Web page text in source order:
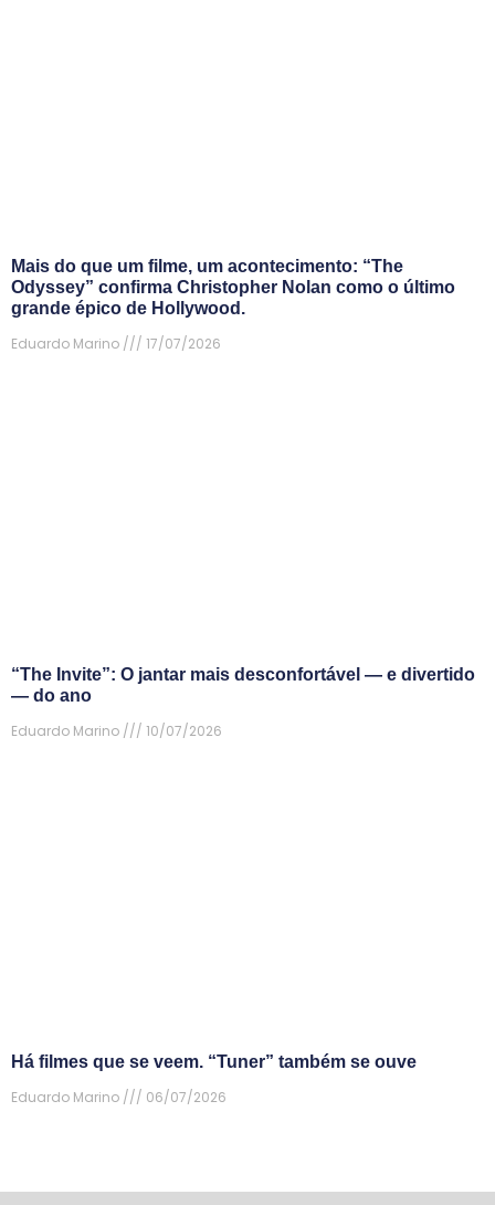
Mais do que um filme, um acontecimento: “The
Odyssey” confirma Christopher Nolan como o último
grande épico de Hollywood.
Eduardo Marino
17/07/2026
“The Invite”: O jantar mais desconfortável — e divertido
— do ano
Eduardo Marino
10/07/2026
Há filmes que se veem. “Tuner” também se ouve
Eduardo Marino
06/07/2026